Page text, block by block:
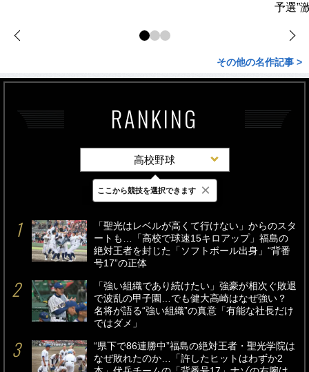
予選”
その他の名作記事 >
RANKING
高校野球
最新 24時間 週間
「聖光はレベルが高くて行けない」からのスタ
ートも…「高校で球速15キロアップ」福島の
絶対王者を封じた「ソフトボール出身」“背番
号17”の正体
「強い組織であり続けたい」強豪が相次ぐ敗退
で波乱の甲子園…でも健大高崎はなぜ強い？
名将が語る“強い組織”の真意「有能な社長だけ
ではダメ」
“県下で86連勝中”福島の絶対王者・聖光学院は
なぜ敗れたのか…「許したヒットはわずか2
ここから競技を選択できます ×